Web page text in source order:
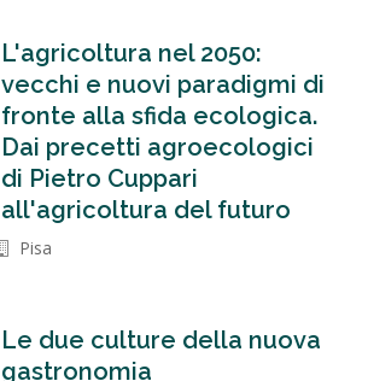
L'agricoltura nel 2050:
vecchi e nuovi paradigmi di
fronte alla sfida ecologica.
Dai precetti agroecologici
di Pietro Cuppari
all'agricoltura del futuro
Pisa
Le due culture della nuova
gastronomia